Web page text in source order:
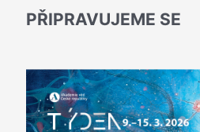
PŘIPRAVUJEME SE